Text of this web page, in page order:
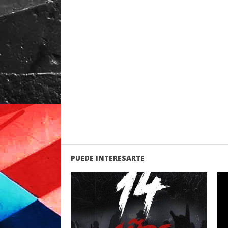
PUEDE INTERESARTE
LEER
MAS